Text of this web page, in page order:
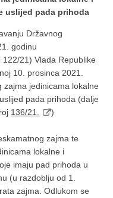
uslijed pada prihoda
Državnog
godinu
21) Vlada Republike
10. prosinca 2021.
zajma jedinicama lokalne
pada prihoda (dalje
136/21. )
zajma te
lokalne i
imaju pad prihoda u
(u razdoblju od 1.
zajma. Odlukom se